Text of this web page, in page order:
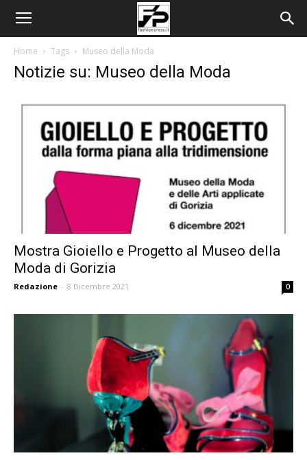
Home Tags Museo della Moda
Notizie su: Museo della Moda
Mostra Gioiello e Progetto al Museo della
Moda di Gorizia
Redazione - 8 Dicembre 2021 0